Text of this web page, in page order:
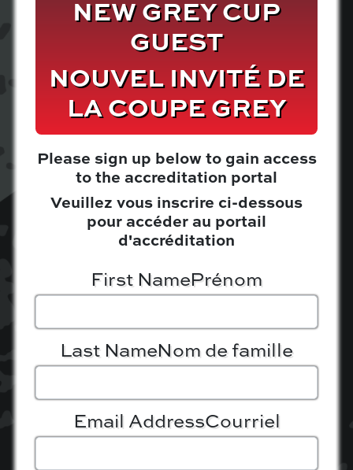
NEW GREY CUP
GUEST
NOUVEL INVITÉ DE
LA COUPE GREY
Please sign up below to gain access
to the accreditation portal
Veuillez vous inscrire ci-dessous
pour accéder au portail
d'accréditation
First NamePrénom
Last NameNom de famille
Email AddressCourriel